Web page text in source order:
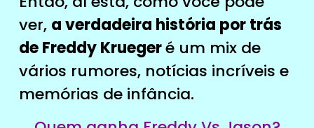
ver, a verdadeira história por trás
de Freddy Kruegeré um mix de
vários rumores, notícias incríveis e
memórias de infância.